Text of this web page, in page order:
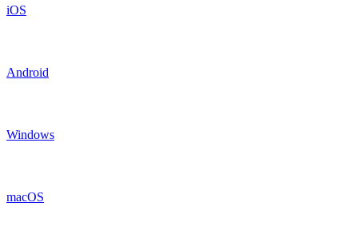
iOS
Android
Windows
macOS